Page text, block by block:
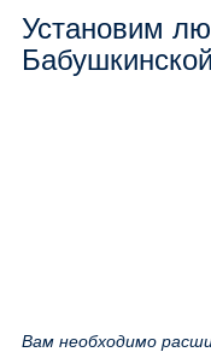
Установим
Бабушкинской
Вам необходимо